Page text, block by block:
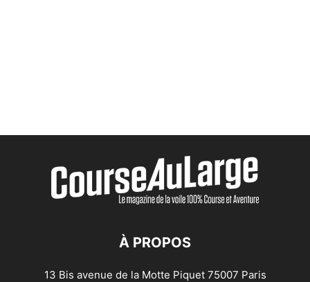
À PROPOS
13 Bis avenue de la Motte Piquet 75007 Paris